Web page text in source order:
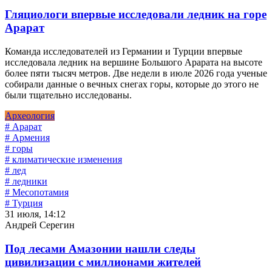
Гляциологи впервые исследовали ледник на горе
Арарат
Команда исследователей из Германии и Турции впервые
исследовала ледник на вершине Большого Арарата на высоте
более пяти тысяч метров. Две недели в июле 2026 года ученые
собирали данные о вечных снегах горы, которые до этого не
были тщательно исследованы.
Археология
# Арарат
# Армения
# горы
# климатические изменения
# лед
# ледники
# Месопотамия
# Турция
31 июля, 14:12
Андрей Серегин
Под лесами Амазонии нашли следы
цивилизации с миллионами жителей